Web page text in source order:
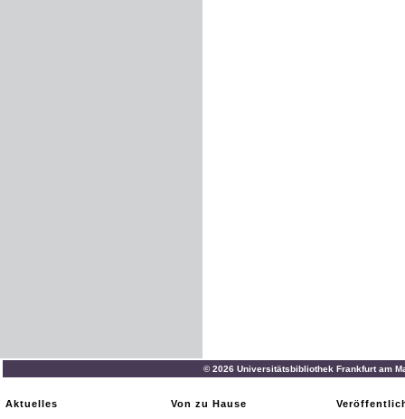
© 2026 Universitätsbibliothek Frankfurt am
Aktuelles
Von zu Hause